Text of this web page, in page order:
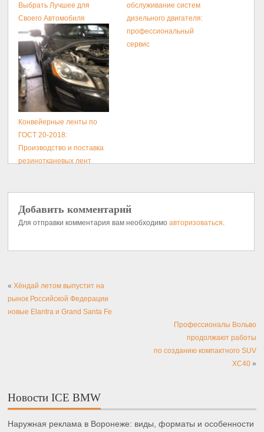
Выбрать Лучшее для
Своего Автомобиля
обслуживание систем
дизельного двигателя:
профессиональный
сервис
Конвейерные ленты по
ГОСТ 20-2018:
Производство и поставка
резинотканевых лент
Добавить комментарий
Для отправки комментария вам необходимоавторизоваться
«Хёндай летом выпустит на
рынок Российской Федерации
новые Elantra и Grand Santa Fe
Профессионалы Вольво
продолжают работы
по созданию компактного SUV
XC40»
Новости ICE BMW
Наружная реклама в Воронеже: виды, форматы и особенности